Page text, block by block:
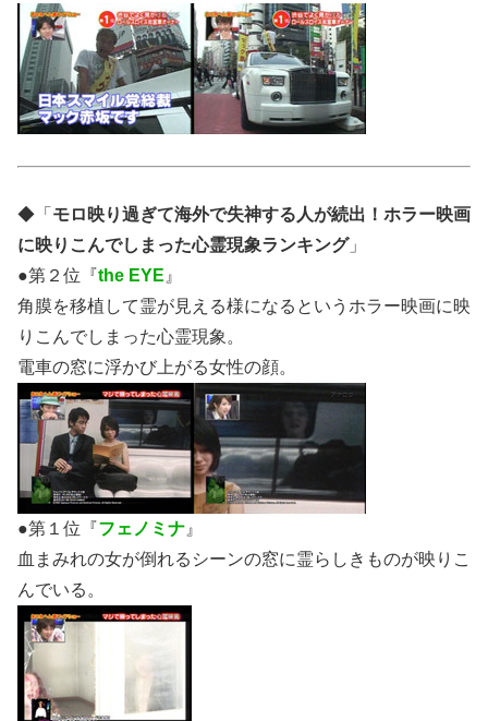
◆「 モロ映り過ぎて海外で失神する人が続出！ホラー映画
に映りこんでしまった心霊現象ランキング」
●第２位『the EYE 』
角膜を移植して霊が見える様になるというホラー映画に映
りこんでしまった心霊現象 。
電車の窓に浮かび上がる女性の顔。
●第１位『フェノミナ 』
血まみれの女が倒れるシーンの窓に霊らしきものが映りこ
んでいる。